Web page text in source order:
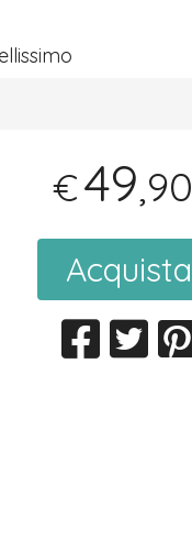
€49,90
Acquista